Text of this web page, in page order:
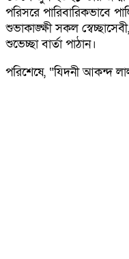
পরিসরে পারিবারিকভাবে
শুভাকাঙ্ক্ষী সকল
শুভেচ্ছা বার্তা পাঠান।
পরিশেষে, “যিদনী আকন্দ